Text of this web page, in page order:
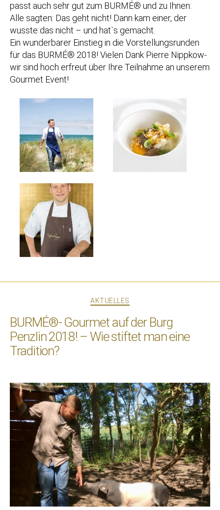
passt auch sehr gut zum BURMÉ® und zu Ihnen:
Alle sagten: Das geht nicht! Dann kam einer, der
wusste das nicht – und hat`s gemacht.
Ein wunderbarer Einstieg in die Vorstellungsrunden
für das BURMÉ® 2018! Vielen Dank Pierre Nippkow-
wir sind hoch erfreut über Ihre Teilnahme an unserem
Gourmet Event!
Kategorien
AKTUELLES
BURMÉ®- Gourmet auf der Burg
Penzlin 2018! – Wie stiftet man eine
Tradition?